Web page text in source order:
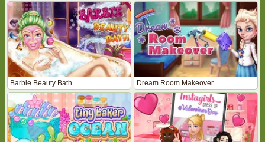
Barbie Beauty Bath Dream Room Makeover